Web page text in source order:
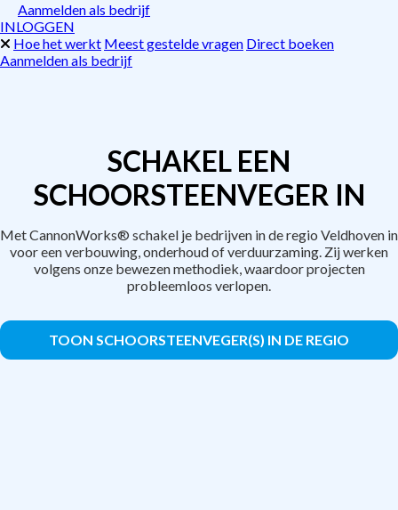
Aanmelden als bedrijf
INLOGGEN
Hoe het werkt Meest gestelde vragen Direct boeken
Aanmelden als bedrijf
SCHAKEL EEN
SCHOORSTEENVEGER IN
Met CannonWorks® schakel je bedrijven in de regio Veldhoven in
voor een verbouwing, onderhoud of verduurzaming. Zij werken
volgens onze bewezen methodiek, waardoor projecten
probleemloos verlopen.
TOON SCHOORSTEENVEGER(S) IN DE REGIO